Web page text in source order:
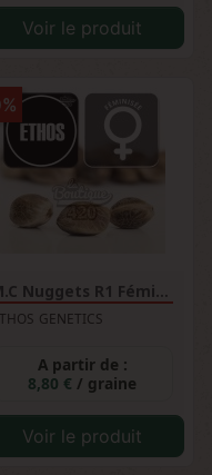
Voir le produit
M.C Nuggets R1 Féminisée
GENETICS
A partir de :
8,80 € / graine
Voir le produit